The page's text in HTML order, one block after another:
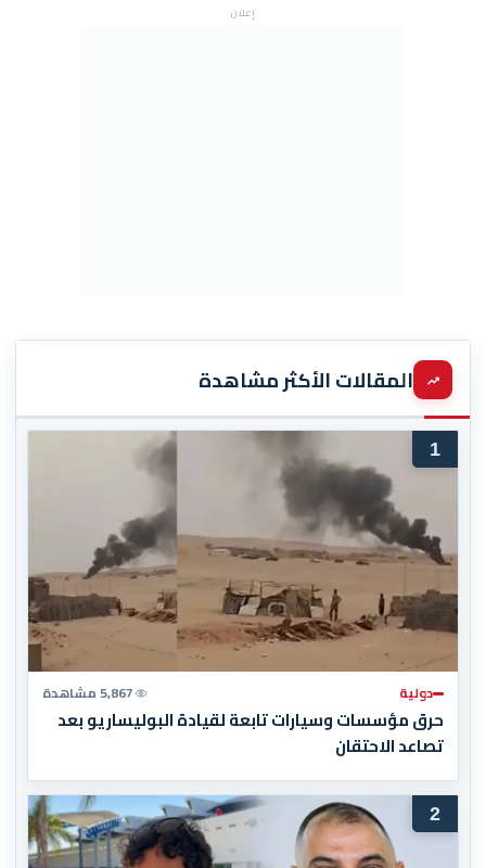
إعلان
المقالات الأكثر مشاهدة
1
دولية 5,867 مشاهدة
حرق مؤسسات وسيارات تابعة لقيادة البوليساريو بعد
تصاعد الاحتقان
2